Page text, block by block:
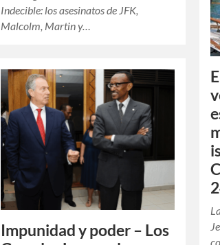
Indecible: los asesinatos de JFK,
Malcolm, Martin y…
Impunidad y poder – Los